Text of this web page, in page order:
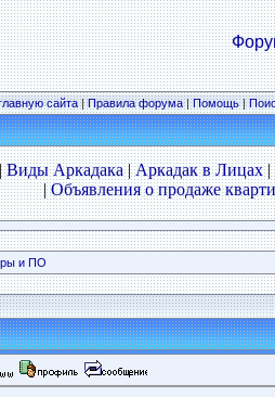
сайта|Правила форума|Помощь|
|Виды Аркадака|Аркадак в Лицах|
|Объявления о продаже
и ПО